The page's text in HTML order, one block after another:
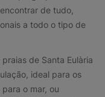
de tudo,
a todo o tipo de
de Santa Eulària
ideal para os
o mar, ou